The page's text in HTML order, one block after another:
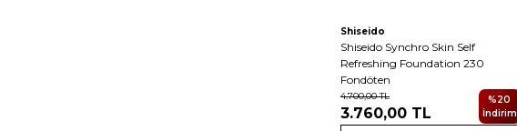
Shiseido
Shiseido Synchro Skin Self
Refreshing Foundation 230
Fondöten
4.700,00TL
3.760,00 TL
%20
İndirim